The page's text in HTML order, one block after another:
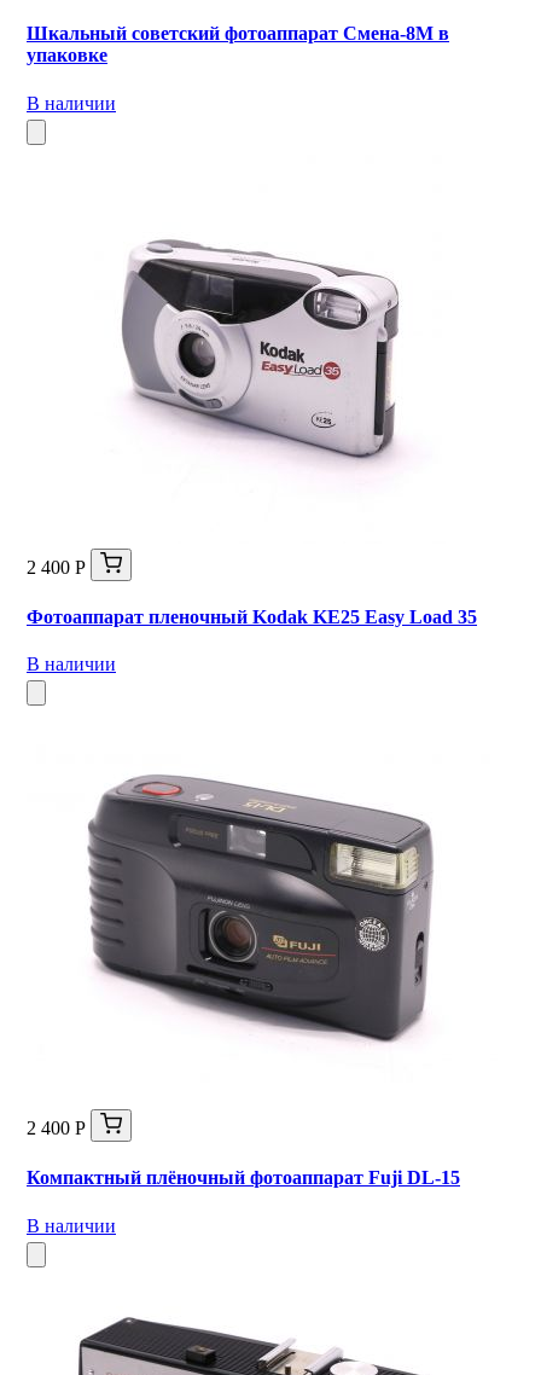
Шкальный советский фотоаппарат Смена-8М в
упаковке
В наличии
2 400 Р
Фотоаппарат пленочный Kodak KE25 Easy Load 35
В наличии
2 400 Р
Компактный плёночный фотоаппарат Fuji DL-15
В наличии